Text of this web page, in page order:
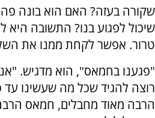
שקורה בעזה? האם הוא בונה
שיכול לפגוע בנו? התשובה היא
טרור. אפשר לקחת ממנו את
"פגענו בחמאס", הוא מדגיש.
רוצה להגיד שכל מה שעשינו עד
הרבה מאוד מחבלים, חמאס